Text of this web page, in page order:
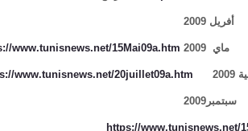
أفريل 2009
www.tunisnews.net/15Mai09a.htm ماي 2009
www.tunisnews.net/20juillet09a.htm
سبتمبر2009
https://www.tunisnews.net/